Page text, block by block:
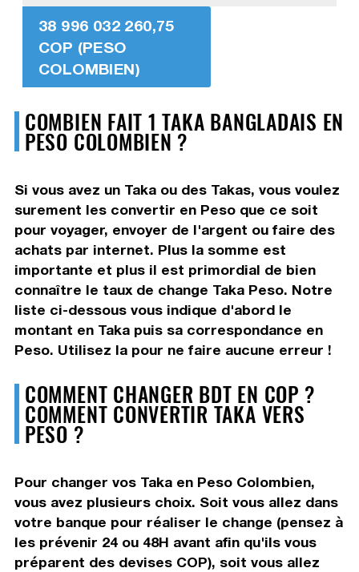
38 996 032 260,75
COP (PESO
COLOMBIEN)
COMBIEN FAIT 1 TAKA BANGLADAIS EN
PESO COLOMBIEN ?
Si vous avez un Taka ou des Takas, vous voulez
surement les convertir en Peso que ce soit
pour voyager, envoyer de l'argent ou faire des
achats par internet. Plus la somme est
importante et plus il est primordial de bien
connaître le taux de change Taka Peso. Notre
liste ci-dessous vous indique d'abord le
montant en Taka puis sa correspondance en
Peso. Utilisez la pour ne faire aucune erreur !
COMMENT CHANGER BDT EN COP ?
COMMENT CONVERTIR TAKA VERS
PESO ?
Pour changer vos Taka en Peso Colombien,
vous avez plusieurs choix. Soit vous allez dans
votre banque pour réaliser le change (pensez à
les prévenir 24 ou 48H avant afin qu'ils vous
préparent des devises COP), soit vous allez